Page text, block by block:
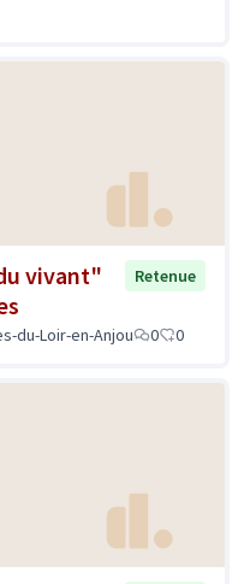
vivant"
Retenue
du-Loir-en-Anjou 0 0